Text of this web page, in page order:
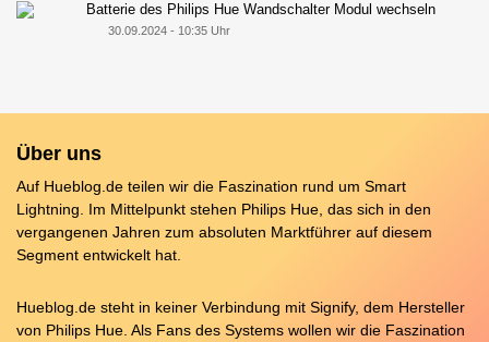
Batterie des Philips Hue Wandschalter Modul wechseln
30.09.2024 - 10:35 Uhr
Über uns
Auf Hueblog.de teilen wir die Faszination rund um Smart
Lightning. Im Mittelpunkt stehen Philips Hue, das sich in den
vergangenen Jahren zum absoluten Marktführer auf diesem
Segment entwickelt hat.
Hueblog.de steht in keiner Verbindung mit Signify, dem Hersteller
von Philips Hue. Als Fans des Systems wollen wir die Faszination